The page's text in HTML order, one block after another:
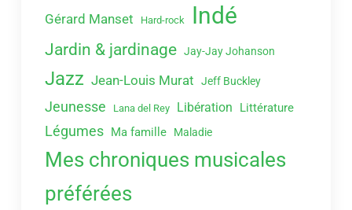
Gérard Manset Hard-rock Indé
Jardin & jardinage Jay-Jay Johanson
Jazz Jean-Louis Murat Jeff Buckley
Jeunesse Lana del Rey Libération Littérature
Légumes Ma famille Maladie
Mes chroniques musicales
préférées